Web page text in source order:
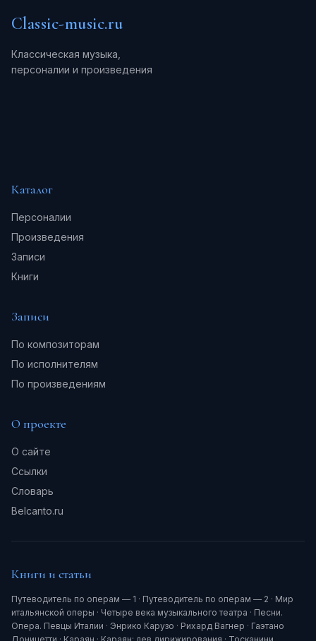
Classic-music.ru
Классическая музыка,
персоналии и произведения
Каталог
Персоналии
Произведения
Записи
Книги
Записи
По композиторам
По исполнителям
По произведениям
О проекте
О сайте
Ссылки
Словарь
Belcanto.ru
Книги и статьи
Путеводитель по операм — 1 · Путеводитель по операм — 2 · Мир
итальянской оперы · Четыре века музыкального театра · Песни.
Опера. Певцы Италии · Энрико Карузо · Рихард Вагнер · Гаэтано